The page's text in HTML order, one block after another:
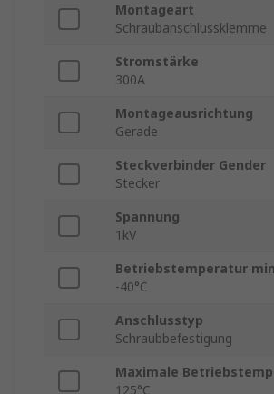
Montageart
Schraubanschlussklemme
Stromstärke
300A
Montageausrichtung
Gerade
Steckverbinder Gender
Stecker
Spannung
1kV
Betriebstemperatur
-40°C
Anschlusstyp
Schraubbefestigung
Maximale
125°C